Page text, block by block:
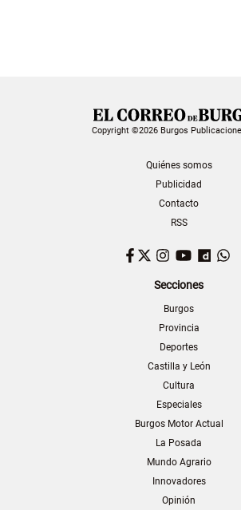
Copyright ©2026 Burgos
Quiénes somos
Publicidad
Contacto
RSS
Facebook
TwitterInstagram
YouTube
Secciones
Burgos
Provincia
Deportes
Castilla y León
Cultura
Especiales
Burgos Motor Actual
La Posada
Mundo Agrario
Innovadores
Opinión